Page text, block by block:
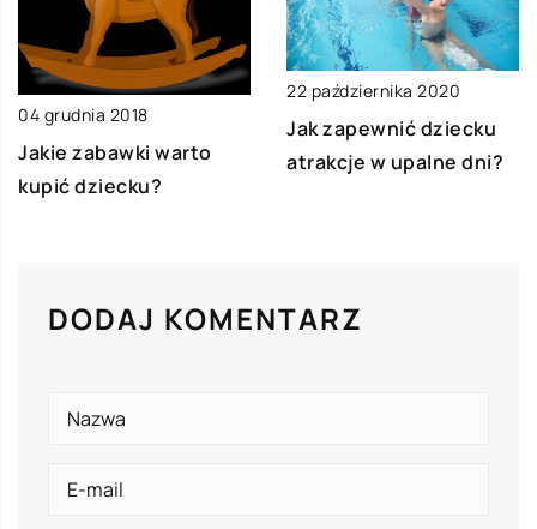
04 grudnia 2018
Jakie zabawki warto
kupić dziecku?
22 października 2020
Jak zapewnić dziecku
atrakcje w upalne dni?
DODAJ KOMENTARZ